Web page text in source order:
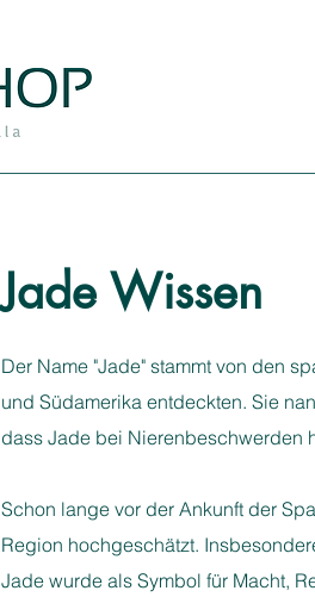
Jade Wissen
Der Name "Jade" stammt von den
und Südamerika entdeckten. Sie
dass Jade bei Nierenbeschwerden
Schon lange vor der Ankunft der
Region hochgeschätzt.
Jade wurde als Symbol für Macht,